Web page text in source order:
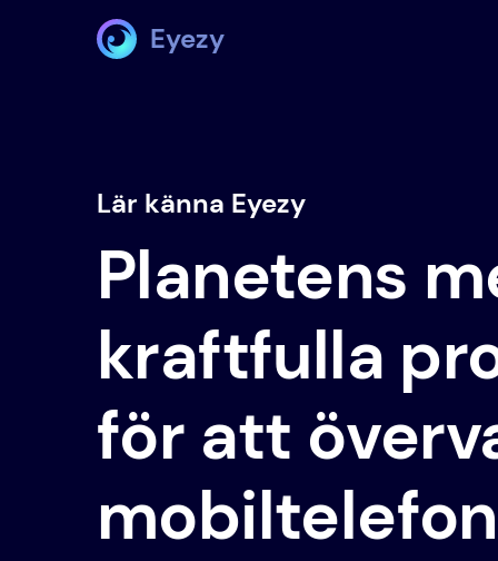
Eyezy
Lär känna Eyezy
Planetens
kraftfulla
för att